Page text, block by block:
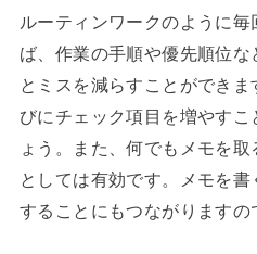
ルーティンワークのように
ば、作業の手順や優先順位
とミスを減らすことができ
びにチェック項目を増やす
ょう。また、何でもメモを
としては有効です。メモを
することにもつながりますの